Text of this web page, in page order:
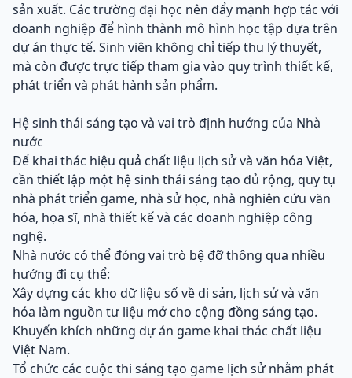
sản xuất. Các trường đại học nên đẩy mạnh hợp tác với
doanh nghiệp để hình thành mô hình học tập dựa trên
dự án thực tế. Sinh viên không chỉ tiếp thu lý thuyết,
mà còn được trực tiếp tham gia vào quy trình thiết kế,
phát triển và phát hành sản phẩm.
Hệ sinh thái sáng tạo và vai trò định hướng của Nhà
nước
Để khai thác hiệu quả chất liệu lịch sử và văn hóa Việt,
cần thiết lập một hệ sinh thái sáng tạo đủ rộng, quy tụ
nhà phát triển game, nhà sử học, nhà nghiên cứu văn
hóa, họa sĩ, nhà thiết kế và các doanh nghiệp công
nghệ.
Nhà nước có thể đóng vai trò bệ đỡ thông qua nhiều
hướng đi cụ thể:
Xây dựng các kho dữ liệu số về di sản, lịch sử và văn
hóa làm nguồn tư liệu mở cho cộng đồng sáng tạo.
Khuyến khích những dự án game khai thác chất liệu
Việt Nam.
Tổ chức các cuộc thi sáng tạo game lịch sử nhằm phát